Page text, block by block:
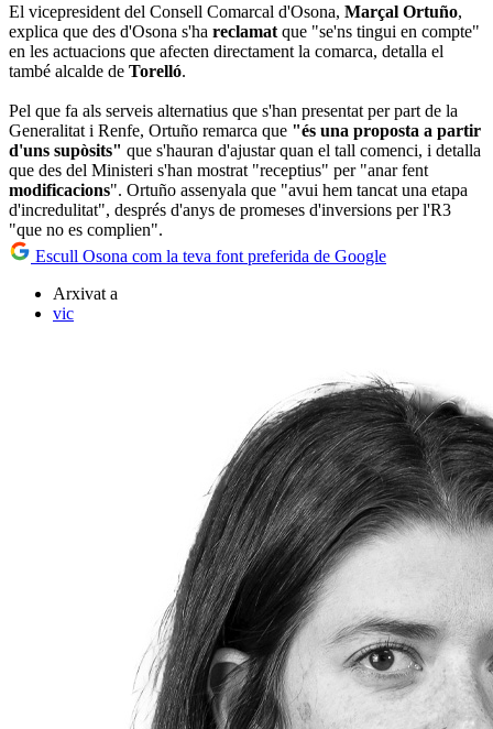
El vicepresident del Consell Comarcal d'Osona, Marçal Ortuño,
explica que des d'Osona s'ha reclamat que "se'ns tingui en compte"
en les actuacions que afecten directament la comarca, detalla el
també alcalde de Torelló.
Pel que fa als serveis alternatius que s'han presentat per part de la
Generalitat i Renfe, Ortuño remarca que "és una proposta a partir
d'uns supòsits" que s'hauran d'ajustar quan el tall comenci, i detalla
que des del Ministeri s'han mostrat "receptius" per "anar fent
modificacions". Ortuño assenyala que "avui hem tancat una etapa
d'incredulitat", després d'anys de promeses d'inversions per l'R3
"que no es complien".
Escull Osona com la teva font preferida de Google
Arxivat a
vic